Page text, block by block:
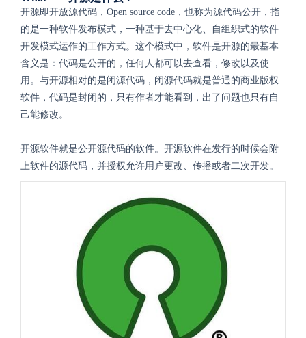
开源即开放源代码，Open source code，也称为源代码公开，指
的是一种软件发布模式，一种基于去中心化、自组织式的软件
开发模式运作的工作方式。这个模式中，软件是开源的最基本
含义是：代码是公开的，任何人都可以去查看，修改以及使
用。与开源相对的是闭源代码，闭源代码就是普通的商业版权
软件，代码是封闭的，只有作者才能看到，出了问题也只有自
己能修改。
开源软件就是公开源代码的软件。开源软件在发行的时候会附
上软件的源代码，并授权允许用户更改、传播或者二次开发。